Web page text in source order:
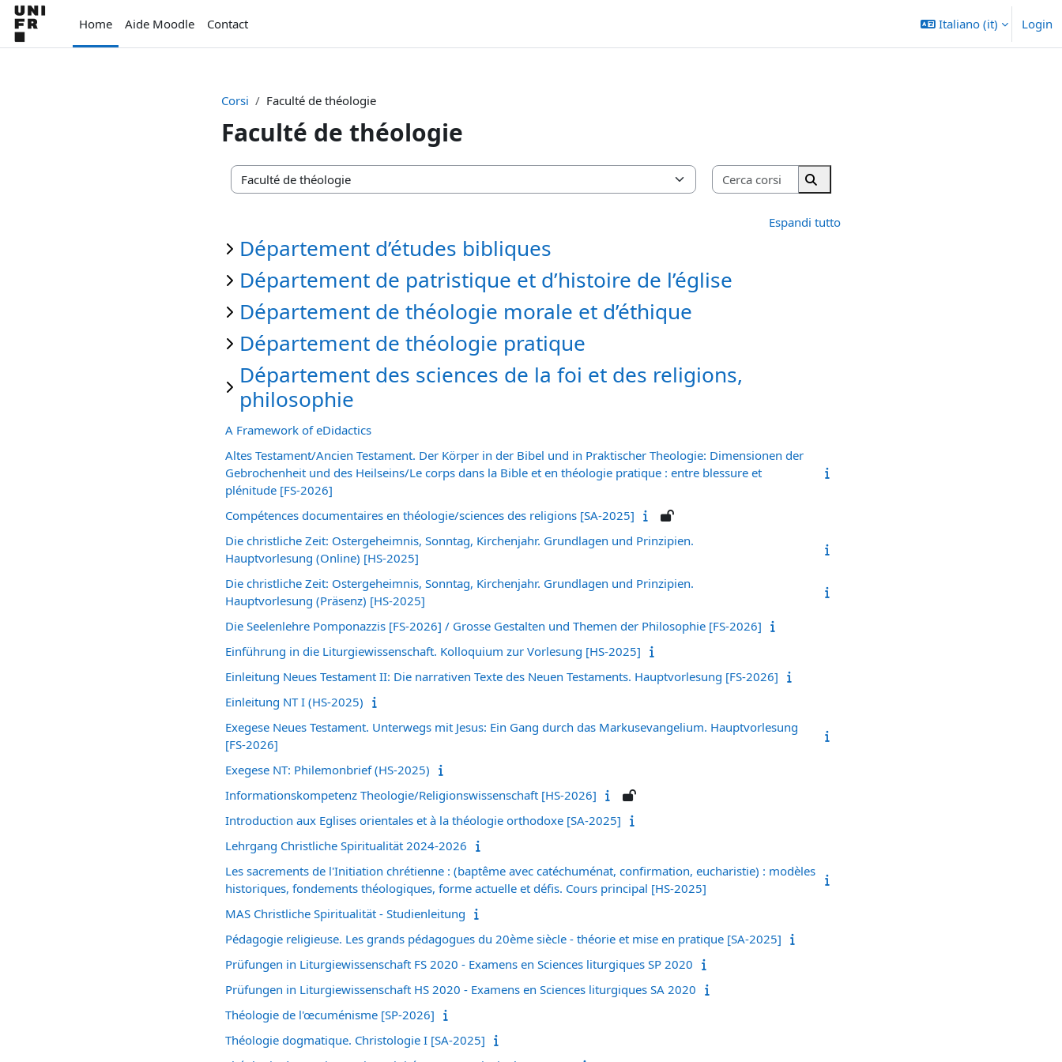
Vai al contenuto principale
Home
Aide Moodle Contact Italiano ‎(it)‎ Login
Corsi Faculté de théologie
Faculté de théologie
Categorie di corso
Cerca corsi
Cerca corsi
Espandi tutto
Département d’études bibliques
Département de patristique et d’histoire de l’église
Département de théologie morale et d’éthique
Département de théologie pratique
Département des sciences de la foi et des religions,
philosophie
A Framework of eDidactics
Altes Testament/Ancien Testament. Der Körper in der Bibel und in Praktischer Theologie: Dimensionen der
Gebrochenheit und des Heilseins/Le corps dans la Bible et en théologie pratique : entre blessure et
plénitude [FS-2026]
Compétences documentaires en théologie/sciences des religions [SA-2025]
Die christliche Zeit: Ostergeheimnis, Sonntag, Kirchenjahr. Grundlagen und Prinzipien.
Hauptvorlesung (Online) [HS-2025]
Die christliche Zeit: Ostergeheimnis, Sonntag, Kirchenjahr. Grundlagen und Prinzipien.
Hauptvorlesung (Präsenz) [HS-2025]
Die Seelenlehre Pomponazzis [FS-2026] / Grosse Gestalten und Themen der Philosophie [FS-2026]
Einführung in die Liturgiewissenschaft. Kolloquium zur Vorlesung [HS-2025]
Einleitung Neues Testament II: Die narrativen Texte des Neuen Testaments. Hauptvorlesung [FS-2026]
Einleitung NT I (HS-2025)
Exegese Neues Testament. Unterwegs mit Jesus: Ein Gang durch das Markusevangelium. Hauptvorlesung
[FS-2026]
Exegese NT: Philemonbrief (HS-2025)
Informationskompetenz Theologie/Religionswissenschaft [HS-2026]
Introduction aux Eglises orientales et à la théologie orthodoxe [SA-2025]
Lehrgang Christliche Spiritualität 2024-2026
Les sacrements de l'Initiation chrétienne : (baptême avec catéchuménat, confirmation, eucharistie) : modèles
historiques, fondements théologiques, forme actuelle et défis. Cours principal [HS-2025]
MAS Christliche Spiritualität - Studienleitung
Pédagogie religieuse. Les grands pédagogues du 20ème siècle - théorie et mise en pratique [SA-2025]
Prüfungen in Liturgiewissenschaft FS 2020 - Examens en Sciences liturgiques SP 2020
Prüfungen in Liturgiewissenschaft HS 2020 - Examens en Sciences liturgiques SA 2020
Théologie de l'œcuménisme [SP-2026]
Théologie dogmatique. Christologie I [SA-2025]